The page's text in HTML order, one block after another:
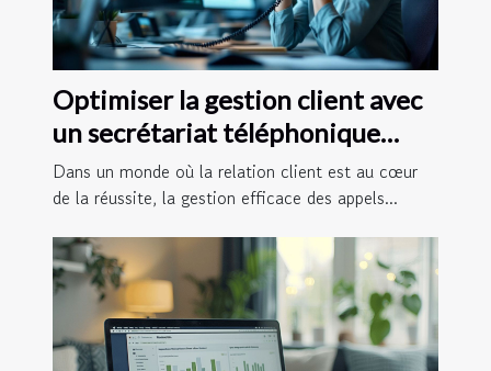
Optimiser la gestion client avec
un secrétariat téléphonique
efficace
Dans un monde où la relation client est au cœur
de la réussite, la gestion efficace des appels...